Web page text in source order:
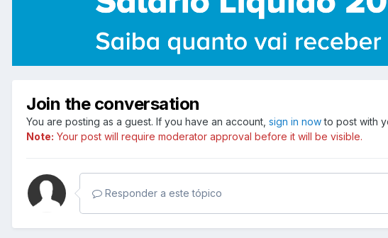
Join the conversation
You are posting as a guest. If you have an account, sign in nowto post with
Note: Your post will require moderator approval before it will be visible.
Responder a este tópico